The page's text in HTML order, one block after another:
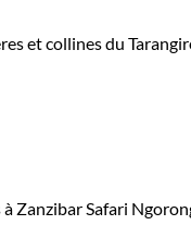
et collines du
à ZanzibarSafari